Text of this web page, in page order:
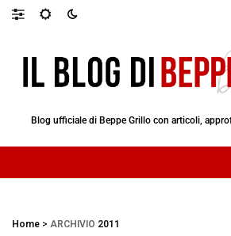
Blog ufficiale di Beppe Grillo con articoli,
Home > ARCHIVIO 2011